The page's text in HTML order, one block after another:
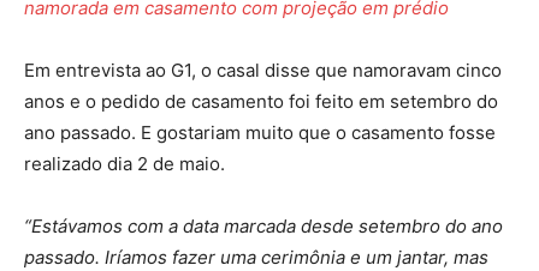
namorada em casamento com projeção em prédio
Em entrevista ao G1, o casal disse que namoravam cinco
anos e o pedido de casamento foi feito em setembro do
ano passado. E gostariam muito que o casamento fosse
realizado dia 2 de maio.
“Estávamos com a data marcada desde setembro do ano
passado. Iríamos fazer uma cerimônia e um jantar, mas